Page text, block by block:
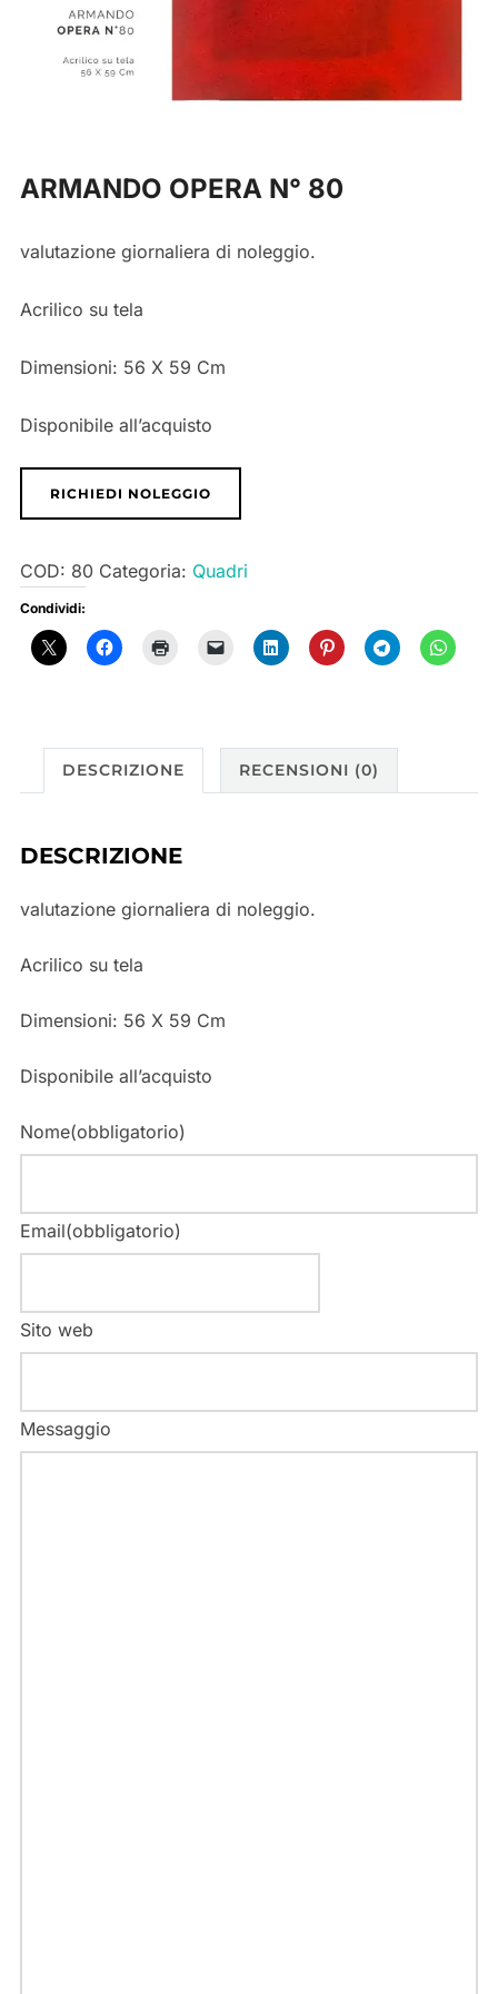
ARMANDO OPERA N° 80
valutazione giornaliera di noleggio.
Acrilico su tela
Dimensioni: 56 X 59 Cm
Disponibile all’acquisto
RICHIEDI NOLEGGIO
COD: 80 Categoria: Quadri
Condividi:
DESCRIZIONE RECENSIONI (0)
DESCRIZIONE
valutazione giornaliera di noleggio.
Acrilico su tela
Dimensioni: 56 X 59 Cm
Disponibile all’acquisto
Nome(obbligatorio)
Email(obbligatorio)
Sito web
Messaggio